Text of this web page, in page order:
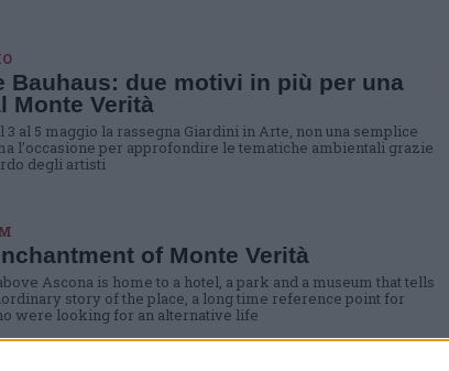
Bauhaus: due motivi in più per una
Monte Verità
3 al 5 maggio la rassegna Giardini in Arte, non una semplice
l’occasione per approfondire le tematiche ambientali grazie
degli artisti
of Monte Verità
Ascona is home to a hotel, a park and a museum that tells
story of the place, a long time reference point for
were looking for an alternative life